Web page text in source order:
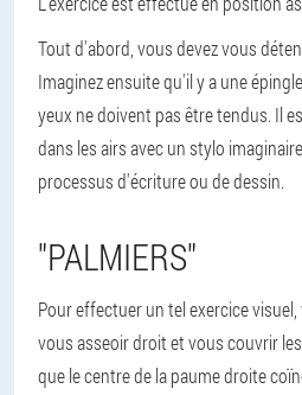
Tout d'abord, vous devez vous
Imaginez ensuite qu'il y a une
yeux ne doivent pas être tendus. Il
dans les airs avec un stylo
processus d'écriture ou de dessin.
"PALMIERS"
Pour effectuer un tel exercice
vous asseoir droit et vous couvrir
que le centre de la paume droite